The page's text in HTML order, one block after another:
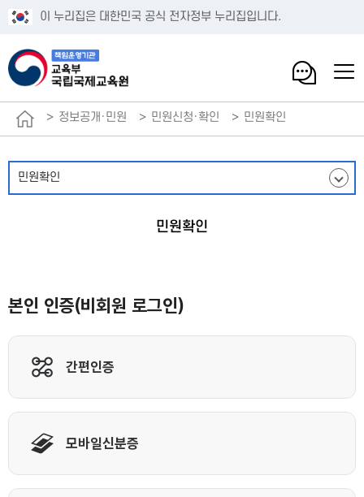
이 누리집은 대한민국 공식 전자정부 누리집입니다.
정보공개·민원 민원신청·확인 민원확인
민원확인
민원확인